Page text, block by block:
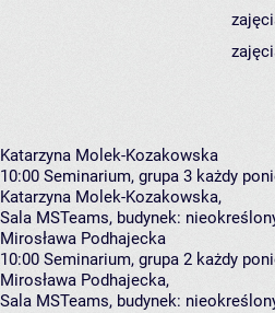
Katarzyna Molek-Kozakowska
10:00 Seminarium, grupa 3 każdy
Katarzyna Molek-Kozakowska,
Sala MSTeams, budynek:
Mirosława Podhajecka
10:00 Seminarium, grupa 2 każdy
Mirosława Podhajecka,
Sala MSTeams, budynek: